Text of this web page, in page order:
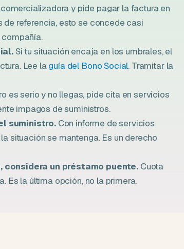
y pide pagar la factura en
de referencia, esto se concede casi
Si tu situación encaja en los umbrales, el
Lee laguía del Bono Social. Tramitar la
es serio y no llegas, pide cita en servicios
impagos de suministros.
suministro.Con informe de servicios
situación se mantenga. Es un derecho
un préstamo puente. Cuota
Es la última opción, no la primera.